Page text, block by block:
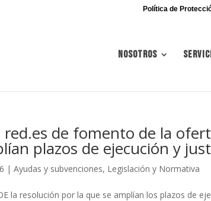
Política de
Nosotros
de fomento de la
plazos de ejecución y
|Ayudas y subvenciones, Legislación y Normativa
la resolución por la que se amplían los plazos de